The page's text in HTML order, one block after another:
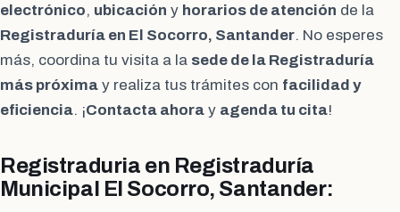
electrónico, ubicación y horarios de atención de la
Registraduría en El Socorro, Santander. No esperes
más, coordina tu visita a la sede de la Registraduría
más próxima y realiza tus trámites con facilidad y
eficiencia. ¡Contacta ahora y agenda tu cita!
Registraduria en Registraduría
Municipal El Socorro, Santander: